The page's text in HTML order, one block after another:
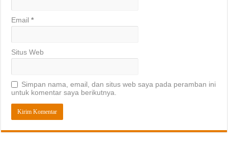
Email*
Situs Web
Simpan nama, email, dan situs web saya pada peramban ini
untuk komentar saya berikutnya.